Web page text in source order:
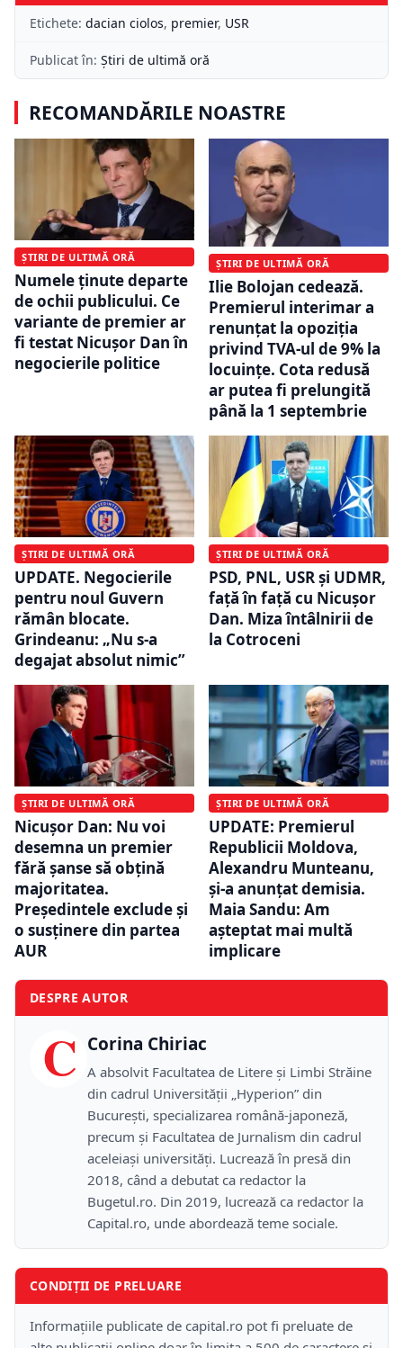
Etichete: dacian ciolos, premier, USR
Publicat în: Știri de ultimă oră
RECOMANDĂRILE NOASTRE
ȘTIRI DE ULTIMĂ ORĂ
Numele ținute departe
de ochii publicului. Ce
variante de premier ar
fi testat Nicușor Dan în
negocierile politice
ȘTIRI DE ULTIMĂ ORĂ
Ilie Bolojan cedează.
Premierul interimar a
renunțat la opoziția
privind TVA-ul de 9% la
locuințe. Cota redusă
ar putea fi prelungită
până la 1 septembrie
ȘTIRI DE ULTIMĂ ORĂ
UPDATE. Negocierile
pentru noul Guvern
rămân blocate.
Grindeanu: „Nu s-a
degajat absolut nimic”
ȘTIRI DE ULTIMĂ ORĂ
PSD, PNL, USR și UDMR,
față în față cu Nicușor
Dan. Miza întâlnirii de
la Cotroceni
ȘTIRI DE ULTIMĂ ORĂ
Nicușor Dan: Nu voi
desemna un premier
fără șanse să obțină
majoritatea.
Președintele exclude și
o susținere din partea
AUR
ȘTIRI DE ULTIMĂ ORĂ
UPDATE: Premierul
Republicii Moldova,
Alexandru Munteanu,
și-a anunțat demisia.
Maia Sandu: Am
așteptat mai multă
implicare
DESPRE AUTOR
C Corina Chiriac
A absolvit Facultatea de Litere și Limbi Străine
din cadrul Universității „Hyperion” din
București, specializarea română-japoneză,
precum și Facultatea de Jurnalism din cadrul
aceleiași universități. Lucrează în presă din
2018, când a debutat ca redactor la
Bugetul.ro. Din 2019, lucrează ca redactor la
Capital.ro, unde abordează teme sociale.
CONDIȚII DE PRELUARE
Informațiile publicate de capital.ro pot fi preluate de